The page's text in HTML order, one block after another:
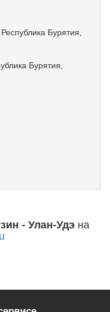
Бурятия,
Бурятия,
- Улан-Удэна